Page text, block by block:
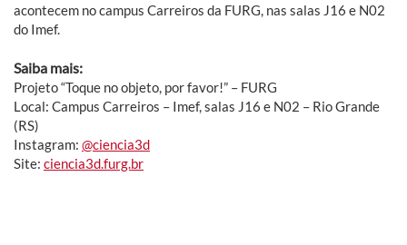
acontecem no campus Carreiros da FURG, nas salas J16 e N02
do Imef.
Saiba mais:
Projeto “Toque no objeto, por favor!” – FURG
Local: Campus Carreiros – Imef, salas J16 e N02 – Rio Grande
(RS)
Instagram: @ciencia3d
Site: ciencia3d.furg.br